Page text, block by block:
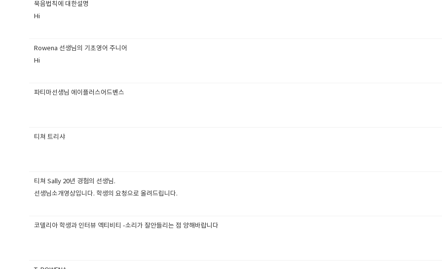
묵음법칙에 대한설명
Hi
Rowena 선생님의 기초영어 주니어
Hi
파티마선생님 에이플러스어드벤스
티쳐 트리샤
티쳐 Sally 20년 경험의 선생님.
선생님소개영상입니다. 학생의 요청으로 올려드립니다.
코델리아 학생과 인터뷰 엑티비티 -소리가 잘안들리는 점 양해바랍니다